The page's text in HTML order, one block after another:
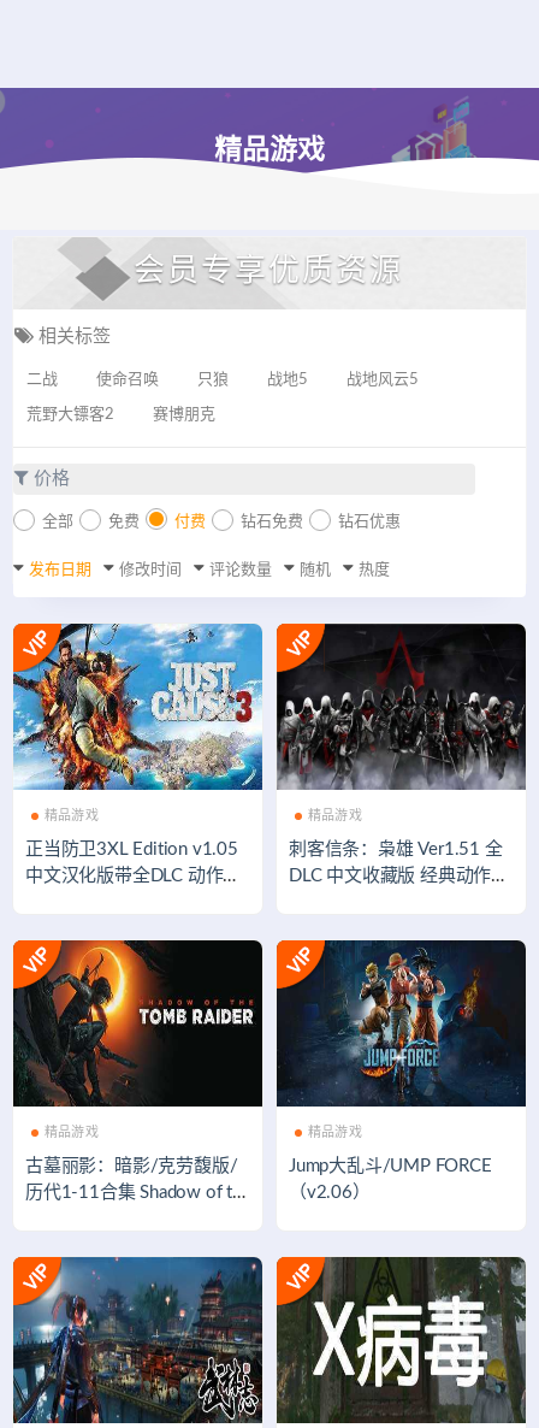
精品游戏
会员专享优质资源
相关标签
二战 使命召唤 只狼 战地5 战地风云5
荒野大镖客2 赛博朋克
价格
全部 免费 付费 钻石免费 钻石优惠
发布日期 修改时间 评论数量 随机 热度
精品游戏
正当防卫3XL Edition v1.05
中文汉化版带全DLC 动作冒
精品游戏
刺客信条：枭雄 Ver1.51 全
DLC 中文收藏版 经典动作冒
精品游戏
古墓丽影：暗影/克劳馥版/
历代1-11合集 Shadow of th
语音+全语音 ）
精品游戏
Jump大乱斗/UMP FORCE
（v2.06）